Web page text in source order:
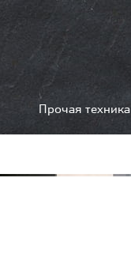
Прочая техника